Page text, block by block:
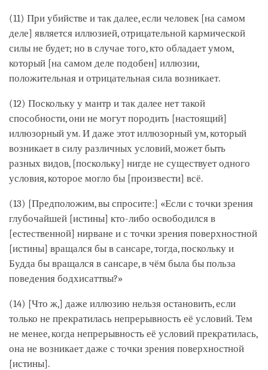
(11) При убийстве и так далее, если человек [на самом
деле] является иллюзией, отрицательной кармической
силы не будет; но в случае того, кто обладает умом,
который [на самом деле подобен] иллюзии,
положительная и отрицательная сила возникает.
(12) Поскольку у мантр и так далее нет такой
способности, они не могут породить [настоящий]
иллюзорный ум. И даже этот иллюзорный ум, который
возникает в силу различных условий, может быть
разных видов, [поскольку] нигде не существует одного
условия, которое могло бы [произвести] всё.
(13) [Предположим, вы спросите:] «Если с точки зрения
глубочайшей [истины] кто-либо освободился в
[естественной] нирване и с точки зрения поверхностной
[истины] вращался бы в сансаре, тогда, поскольку и
Будда бы вращался в сансаре, в чём была бы польза
поведения бодхисаттвы?»
(14) [Что ж,] даже иллюзию нельзя остановить, если
только не прекратилась непрерывность её условий. Тем
не менее, когда непрерывность её условий прекратилась,
она не возникает даже с точки зрения поверхностной
[истины].